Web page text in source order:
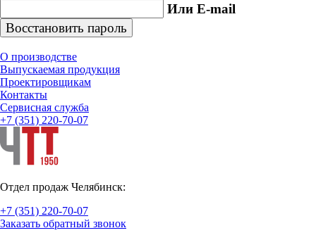
Или E-mail
О производстве
Выпускаемая продукция
Проектировщикам
Контакты
Cервисная служба
+7 (351) 220-70-07
Отдел продаж Челябинск:
+7 (351) 220-70-07
Заказать обратный звонок